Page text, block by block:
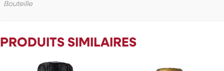
Bouteille
PRODUITS SIMILAIRES